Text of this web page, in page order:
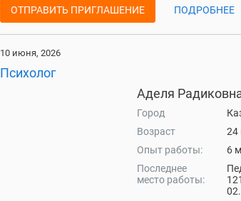
ОТПРАВИТЬ ПРИГЛАШЕНИЕ ПОДРОБНЕЕ
10 июня, 2026
Психолог
Аделя
Город
Возраст
24
Опыт работы:
6
Последнее
место работы: